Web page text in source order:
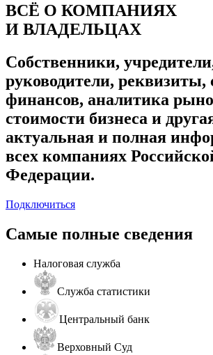
ВСЁ О КОМПАНИЯХ
И ВЛАДЕЛЬЦАХ
Собственники,
руководители, реквизиты,
финансов, аналитика
стоимости бизнеса и
актуальная и полная
всех компаниях
Федерации.
Подключиться
Самые полные сведения
Налоговая служба
Служба статистики
Центральный банк
Верховный Суд